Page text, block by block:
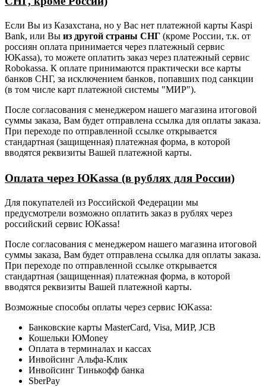
Если Вы из Казахстана, но у Вас нет платежной карты Kaspi
Bank, или Вы из другой страны СНГ (кроме России, т.к. от
россиян оплата принимается через платежный сервис
ЮKassa), то можете оплатить заказ через платежный сервис
Robokassa. К оплате принимаются практически все карты
банков СНГ, за исключением банков, попавших под санкции
(в том числе карт платежной системы "МИР").
После согласования с менеджером нашего магазина итоговой
суммы заказа, Вам будет отправлена ссылка для оплаты заказа.
При переходе по отправленной ссылке открывается
стандартная (защищенная) платежная форма, в которой
вводятся реквизиты Вашей платежной карты.
Оплата через ЮKassa (в рублях для России)
Для покупателей из Российской Федерации мы
предусмотрели возможно оплатить заказ в рублях через
российский сервис ЮKassa!
После согласования с менеджером нашего магазина итоговой
суммы заказа, Вам будет отправлена ссылка для оплаты заказа.
При переходе по отправленной ссылке открывается
стандартная (защищенная) платежная форма, в которой
вводятся реквизиты Вашей платежной карты.
Возможные способы оплаты через сервис ЮKassa:
Банковские карты MasterCard, Visa, МИР, JCB
Кошельки ЮMoney
Оплата в терминалах и кассах
Инвойсинг Альфа-Клик
Инвойсинг Тинькофф банка
SberPay